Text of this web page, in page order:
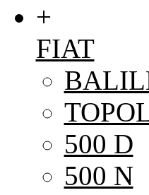
+
FIAT
500 D
500 N